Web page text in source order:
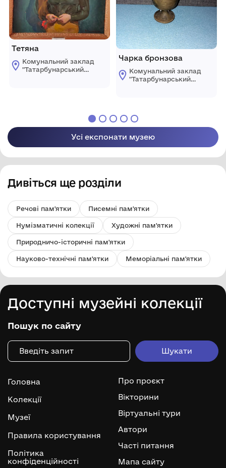
Тетяна
Комунальний заклад
"Татарбунарський
Чарка бронзова
Комунальний заклад
"Татарбунарський
Усі експонати музею
Дивіться ще розділи
Речові пам'ятки Писемні пам'ятки
Нумізматичні колекції Художні пам'ятки
Природничо-історичні пам'ятки
Науково-технічні пам'ятки Меморіальні пам'ятки
Доступні музейні колекції
Пошук по сайту
Головна
Колекції
Музеї
Правила користування
Політика
конфіденційності
Про проєкт
Вікторини
Віртуальні тури
Автори
Часті питання
Мапа сайту